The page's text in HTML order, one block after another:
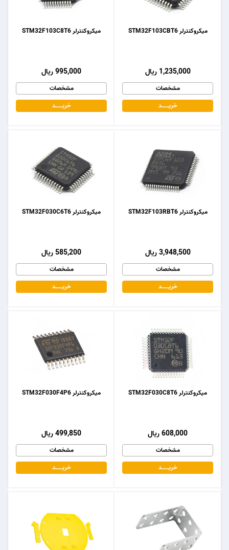
میکروکنترلر STM32F103C8T6
995,000 ریال
مشخصات
خریـــــــد
میکروکنترلر STM32F103CBT6
1,235,000 ریال
مشخصات
خریـــــــد
میکروکنترلر STM32F030C6T6
585,200 ریال
مشخصات
خریـــــــد
میکروکنترلر STM32F103RBT6
3,948,500 ریال
مشخصات
خریـــــــد
میکروکنترلر STM32F030F4P6
499,850 ریال
مشخصات
خریـــــــد
میکروکنترلر STM32F030C8T6
608,000 ریال
مشخصات
خریـــــــد